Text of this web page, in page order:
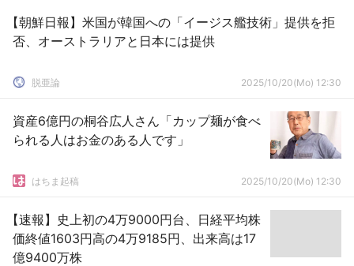
【朝鮮日報】米国が韓国への「イージス艦技術」提供を拒
否、オーストラリアと日本には提供
脱亜論 2025/10/20(Mo) 12:30
資産6億円の桐谷広人さん「カップ麺が食べ
られる人はお金のある人です」
はちま起稿 2025/10/20(Mo) 12:30
【速報】史上初の4万9000円台、日経平均株
価終値1603円高の4万9185円、出来高は17
億9400万株